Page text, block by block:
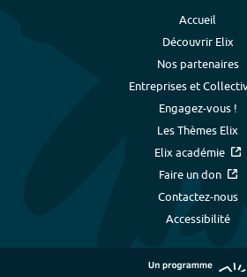
Accueil
Découvrir Elix
Nos partenaires
Entreprises et
Engagez-vous !
Les Thèmes Elix
Elix académie
Faire un don
Contactez-nous
Accessibilité